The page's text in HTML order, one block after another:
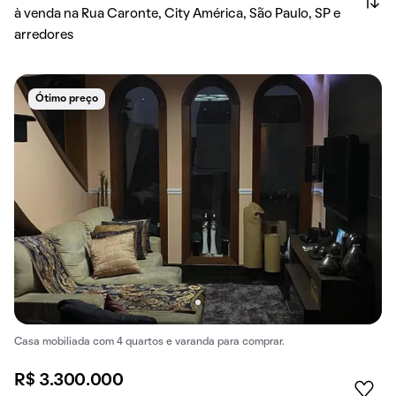
à venda na Rua Caronte, City América, São Paulo, SP e
arredores
Ótimo preço
Casa mobiliada com 4 quartos e varanda para comprar.
R$ 3.300.000